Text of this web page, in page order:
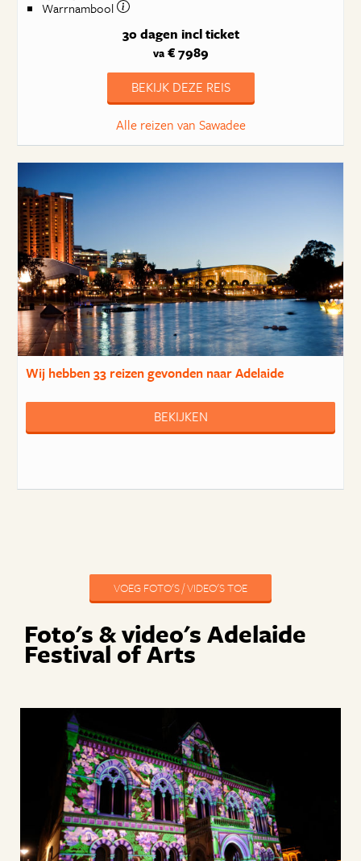
Warrnambool
30 dagen incl ticket
va€ 7989
BEKIJK DEZE REIS
Alle reizen van Sawadee
Wij hebben33 reizengevonden naar Adelaide
BEKIJKEN
VOEG FOTO'S / VIDEO'S TOE
Foto's & video's Adelaide
Festival of Arts